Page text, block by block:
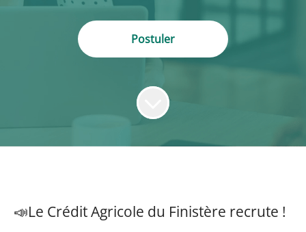
Postuler
📣Le Crédit Agricole du Finistère recrute !